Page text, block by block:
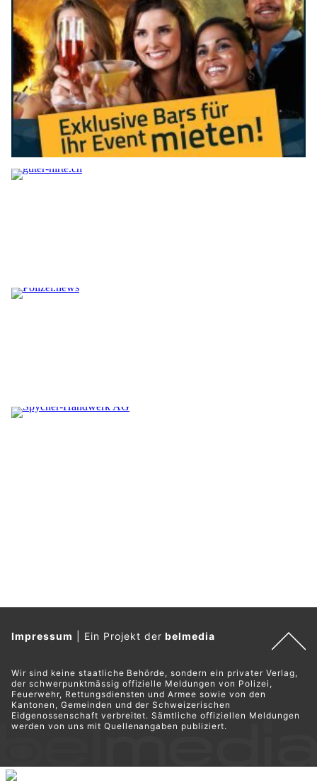
Impressum Ein Projekt derbelmedia
Wir sind keine staatliche Behörde, sondern ein privater Verlag,
der schwerpunktmässig offizielle Meldungen von Polizei,
Feuerwehr, Rettungsdiensten und Armee sowie von den
Kantonen, Gemeinden und der Schweizerischen
Eidgenossenschaft verbreitet. Sämtliche offiziellen Meldungen
werden von uns mit Quellenangaben publiziert.